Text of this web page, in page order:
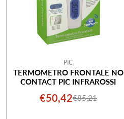
PIC
TERMOMETRO FRONTALE NO
CONTACT PIC INFRAROSSI
Prezzo
€50,42Prezzo
€85,21